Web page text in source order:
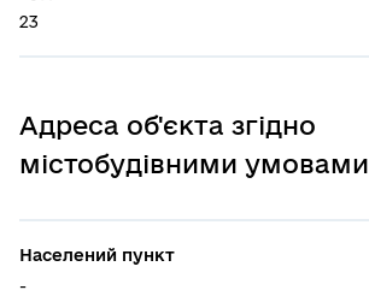
23
Адреса об'єкта згідно
містобудівними умовами
Населений пункт
-